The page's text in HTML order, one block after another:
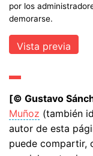
por los
demorarse.
[© Gustavo
Muñoz (también
autor de esta
puede compartir,